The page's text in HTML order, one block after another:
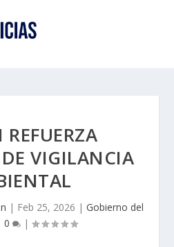
REFUERZA
VIGILANCIA
| Feb 25, 2026 | Gobierno del
0 |